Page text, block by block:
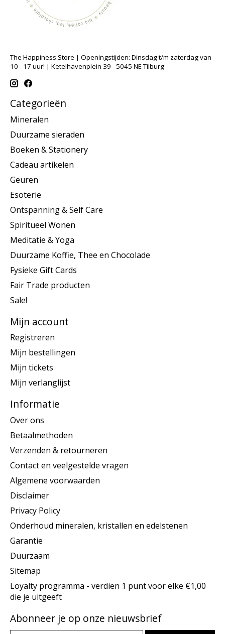
The Happiness Store | Openingstijden: Dinsdag t/m zaterdag van
10 - 17 uur! | Ketelhavenplein 39 - 5045 NE Tilburg
Categorieën
Mineralen
Duurzame sieraden
Boeken & Stationery
Cadeau artikelen
Geuren
Esoterie
Ontspanning & Self Care
Spiritueel Wonen
Meditatie & Yoga
Duurzame Koffie, Thee en Chocolade
Fysieke Gift Cards
Fair Trade producten
Sale!
Mijn account
Registreren
Mijn bestellingen
Mijn tickets
Mijn verlanglijst
Informatie
Over ons
Betaalmethoden
Verzenden & retourneren
Contact en veelgestelde vragen
Algemene voorwaarden
Disclaimer
Privacy Policy
Onderhoud mineralen, kristallen en edelstenen
Garantie
Duurzaam
Sitemap
Loyalty programma - verdien 1 punt voor elke €1,00
die je uitgeeft
Abonneer je op onze nieuwsbrief